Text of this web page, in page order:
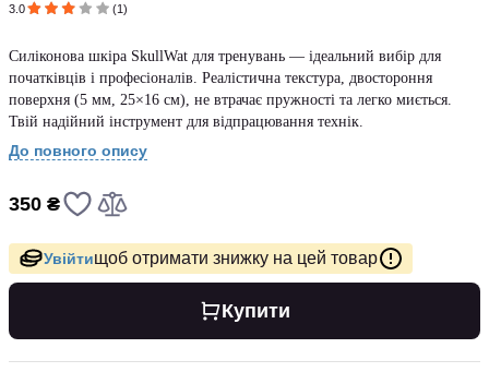
3.0 (1)
Силіконова шкіра SkullWat для тренувань — ідеальний вибір для
початківців і професіоналів. Реалістична текстура, двостороння
поверхня (5 мм, 25×16 см), не втрачає пружності та легко миється.
Твій надійний інструмент для відпрацювання технік.
До повного опису
350 ₴
Увійтищоб отримати знижку на цей товар
Купити